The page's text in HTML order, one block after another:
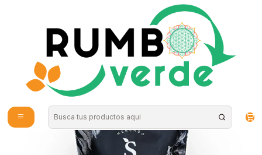
Envío gratis por compras sobre los 59.990 en la provincia de Santiago
Semillas y Frutos secos
Mercado Silvestre - Maní tostado sin sal 250grs